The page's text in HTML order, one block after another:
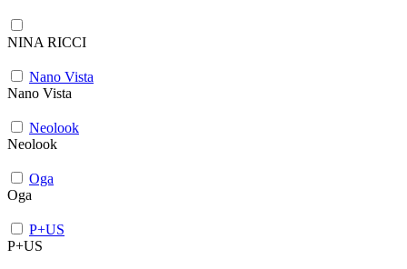
NINA RICCI
Nano Vista
Nano Vista
Neolook
Neolook
Oga
Oga
P+US
P+US